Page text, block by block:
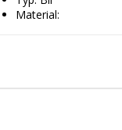
Material:
Hög kvalitet